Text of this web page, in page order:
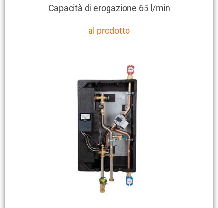
Capacità di erogazione 65 l/min
al prodotto